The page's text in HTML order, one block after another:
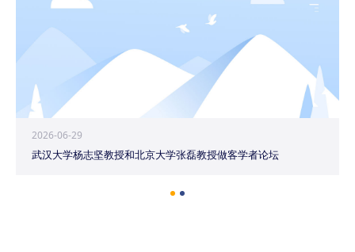
2026-06-29
武汉大学杨志坚教授和北京大学张磊教授做客学者论坛